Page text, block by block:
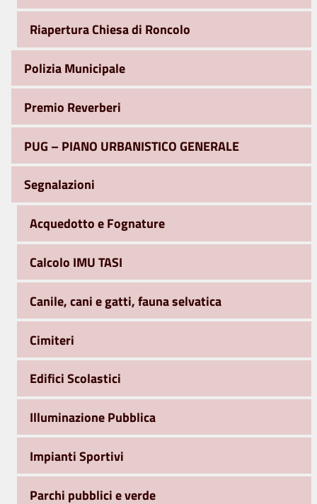
Riapertura Chiesa di Roncolo
Polizia Municipale
Premio Reverberi
PUG – PIANO URBANISTICO GENERALE
Segnalazioni
Acquedotto e Fognature
Calcolo IMU TASI
Canile, cani e gatti, fauna selvatica
Cimiteri
Edifici Scolastici
Illuminazione Pubblica
Impianti Sportivi
Parchi pubblici e verde